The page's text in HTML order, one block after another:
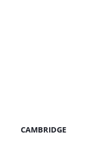
CAMBRIDGE